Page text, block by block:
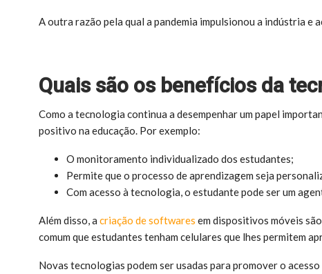
A outra razão pela qual a pandemia impulsionou a indústria e
Quais são os benefícios da
Como a tecnologia continua a desempenhar um papel
positivo na educação. Por exemplo:
O monitoramento individualizado dos estudantes;
Permite que o processo de aprendizagem seja
Com acesso à tecnologia, o estudante pode ser um
Além disso, a criação de softwares em dispositivos móveis
comum que estudantes tenham celulares que lhes permitem
Novas tecnologias podem ser usadas para promover o